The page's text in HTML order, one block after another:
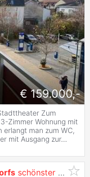
€ 159.000,-
Zum
Zimmer Wohnung mit
erlangt man zum WC,
mit Ausgang zur...
schönster Lage!